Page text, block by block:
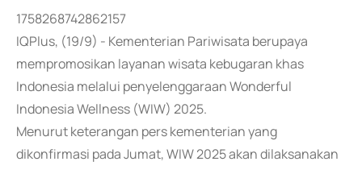
1758268742862157
IQPlus, (19/9) - Kementerian Pariwisata berupaya
mempromosikan layanan wisata kebugaran khas
Indonesia melalui penyelenggaraan Wonderful
Indonesia Wellness (WIW) 2025.
Menurut keterangan pers kementerian yang
dikonfirmasi pada Jumat, WIW 2025 akan dilaksanakan